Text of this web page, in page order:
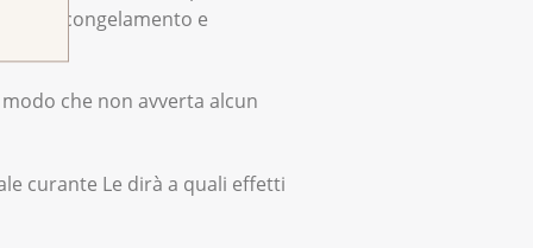
sono meno comuni.
di congelamento e
che non avverta alcun
curante Le dirà a quali effetti